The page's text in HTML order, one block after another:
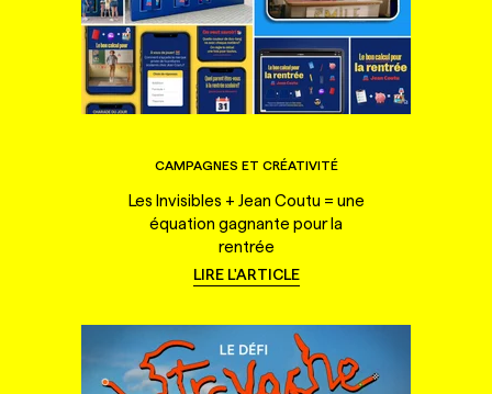
CAMPAGNES ET CRÉATIVITÉ
Les Invisibles + Jean Coutu = une
équation gagnante pour la
rentrée
LIRE L'ARTICLE